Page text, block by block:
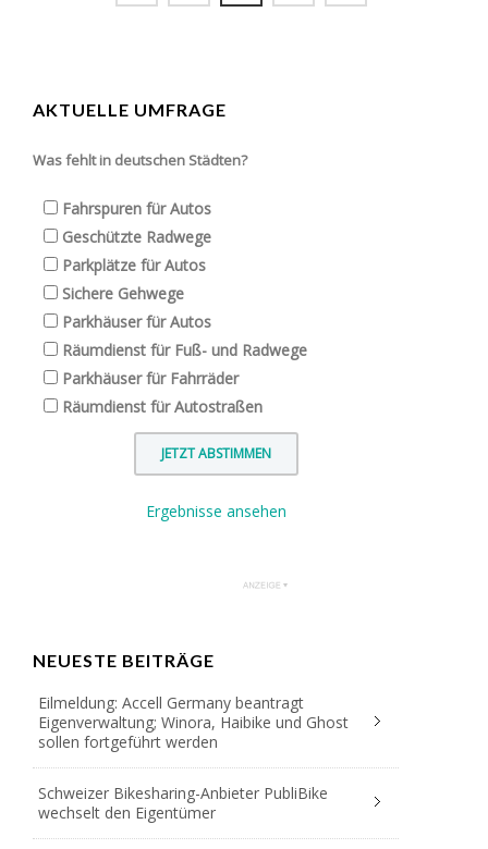
AKTUELLE UMFRAGE
Was fehlt in deutschen Städten?
Fahrspuren für Autos
Geschützte Radwege
Parkplätze für Autos
Sichere Gehwege
Parkhäuser für Autos
Räumdienst für Fuß- und Radwege
Parkhäuser für Fahrräder
Räumdienst für Autostraßen
Ergebnisse ansehen
NEUESTE BEITRÄGE
Eilmeldung: Accell Germany beantragt
Eigenverwaltung; Winora, Haibike und Ghost
sollen fortgeführt werden
Schweizer Bikesharing-Anbieter PubliBike
wechselt den Eigentümer